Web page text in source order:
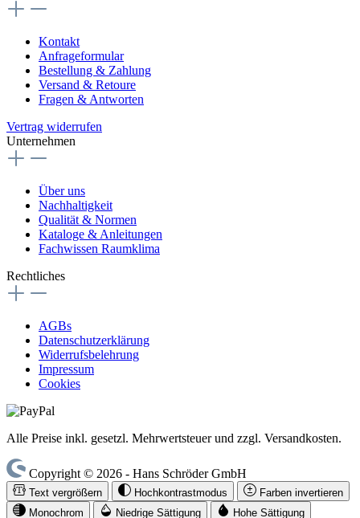
Kontakt
Anfrageformular
Bestellung & Zahlung
Versand & Retoure
Fragen & Antworten
Vertrag widerrufen
Unternehmen
Über uns
Nachhaltigkeit
Qualität & Normen
Kataloge & Anleitungen
Fachwissen Raumklima
Rechtliches
AGBs
Datenschutzerklärung
Widerrufsbelehrung
Impressum
Cookies
Alle Preise inkl. gesetzl. Mehrwertsteuer und zzgl. Versandkosten.
Copyright © 2026 - Hans Schröder GmbH
Text vergrößern Hochkontrastmodus
Farben invertieren
Monochrom
Niedrige Sättigung Hohe Sättigung